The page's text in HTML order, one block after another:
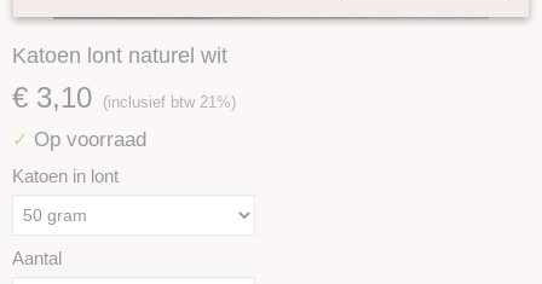
Katoen lont naturel wit
€ 3,10 (inclusief btw 21%)
✓ Op voorraad
Katoen in lont
Aantal